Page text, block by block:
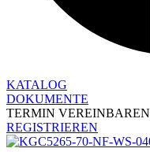
KATALOG
DOKUMENTE
TERMIN VEREINBAREN
REGISTRIEREN